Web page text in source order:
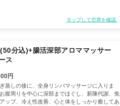
タップして空席を確認
分込)+腸活深部アロママッサー
ス
円
蒸しの後に、全身リンパマッサージに入りま
腹周りを中心に深部までほぐし、新陳代謝、免
ップ、冷え性改善、心と体をしっかり癒してあ